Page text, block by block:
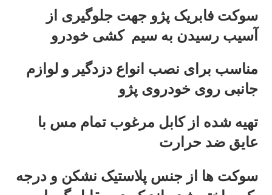
سوکت فابریک پژو جهت جلوگیری از
آسیب رسیدن به سیم کشی خودرو
مناسب برای نصب انواع دزدگیر و لوازم
جانبی روی خودروی پژو
تهیه شده از کابل مرغوب تمام مس با
عایق ضد حرارت
سوکت ها از جنس پلاستیک نشکن و درجه